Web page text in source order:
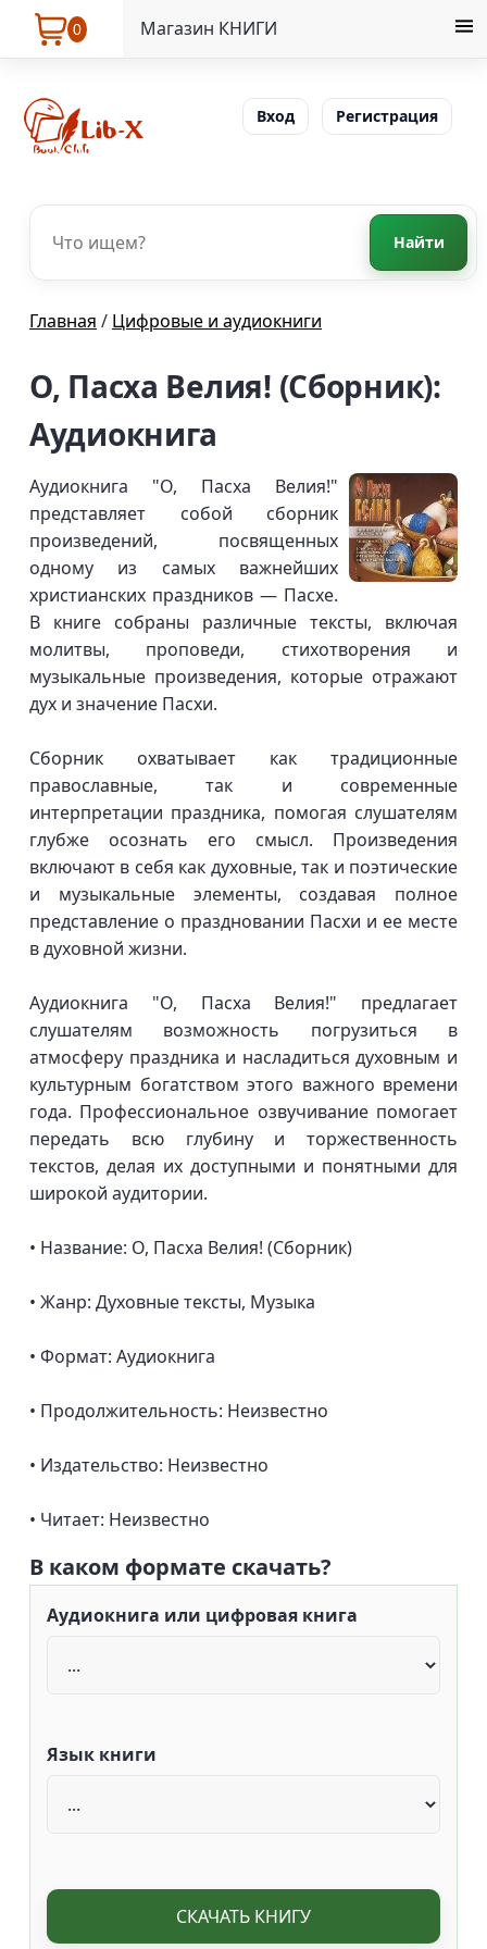
0 Магазин КНИГИ
Вход Регистрация
Найти
Главная / Цифровые и аудиокниги
О, Пасха Велия! (Сборник):
Аудиокнига
Аудиокнига "О, Пасха Велия!"
представляет собой сборник
произведений, посвященных
одному из самых важнейших
христианских праздников — Пасхе.
В книге собраны различные тексты, включая
молитвы, проповеди, стихотворения и
музыкальные произведения, которые отражают
дух и значение Пасхи.
Сборник охватывает как традиционные
православные, так и современные
интерпретации праздника, помогая слушателям
глубже осознать его смысл. Произведения
включают в себя как духовные, так и поэтические
и музыкальные элементы, создавая полное
представление о праздновании Пасхи и ее месте
в духовной жизни.
Аудиокнига "О, Пасха Велия!" предлагает
слушателям возможность погрузиться в
атмосферу праздника и насладиться духовным и
культурным богатством этого важного времени
года. Профессиональное озвучивание помогает
передать всю глубину и торжественность
текстов, делая их доступными и понятными для
широкой аудитории.
• Название: О, Пасха Велия! (Сборник)
• Жанр: Духовные тексты, Музыка
• Формат: Аудиокнига
• Продолжительность: Неизвестно
• Издательство: Неизвестно
• Читает: Неизвестно
В каком формате скачать?
Аудиокнига или цифровая книга
Язык книги
СКАЧАТЬ КНИГУ